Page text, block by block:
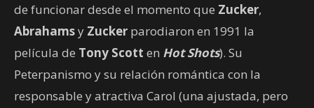
de funcionar desde el momento que Zucker,
Abrahamsy Zucker parodiaron en 1991 la
película de Tony Scott en Hot Shots). Su
Peterpanismo y su relación romántica con la
responsable y atractiva Carol (una ajustada, pero